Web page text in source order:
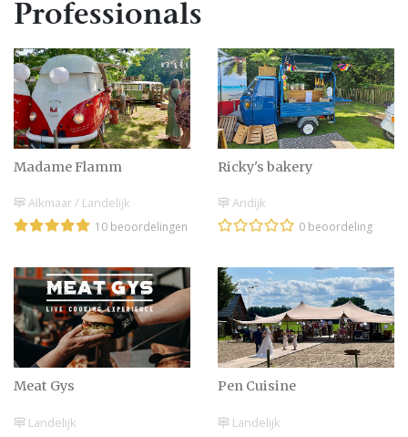
Professionals
Madame Flamm
Alkmaar / Landelijk
10 beoordelingen
Ricky's bakery
Andijk
0 beoordeling
Meat Gys
Landelijk
Pen Cuisine
Landelijk
Wat dacht je van
foodtrucks op je bruiloft?
Een pop up bruiloft in
het park